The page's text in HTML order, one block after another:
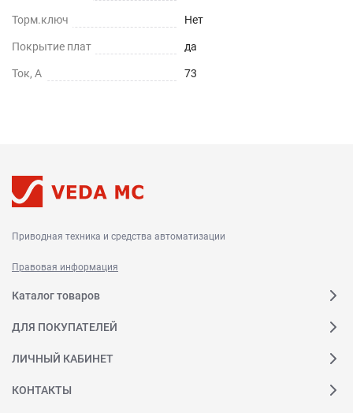
Торм.ключ Нет
Покрытие плат да
Ток, А 73
Приводная техника и средства автоматизации
Правовая информация
Каталог товаров
ДЛЯ ПОКУПАТЕЛЕЙ
ЛИЧНЫЙ КАБИНЕТ
КОНТАКТЫ